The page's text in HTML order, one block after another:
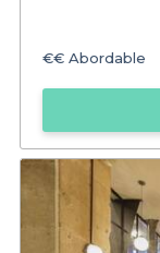
€€ Abordable